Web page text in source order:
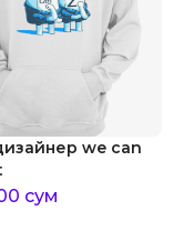
we can
сум